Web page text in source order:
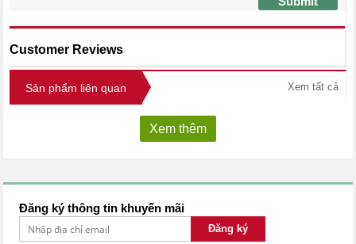
Customer Reviews
Sản phẩm liên quan Xem tất cả
Xem thêm
Đăng ký thông tin khuyến mãi
Đăng ký